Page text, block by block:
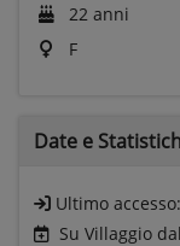
22 anni
F
Date e
Ultimo accesso:
Su Villaggio